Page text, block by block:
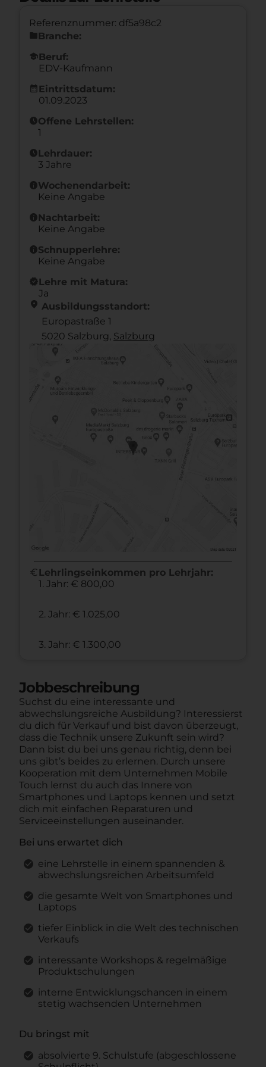
Referenznummer: df5a98c2
folderBranche:
schoolBeruf:
EDV-Kaufmann
calendar_month Eintrittsdatum:
01.09.2023
scheduleOffene Lehrstellen:
1
scheduleLehrdauer:
3 Jahre
infoWochenendarbeit:
Keine Angabe
infoNachtarbeit:
Keine Angabe
infoSchnupperlehre:
Keine Angabe
new_releasesLehre mit Matura:
Ja
location_on Ausbildungsstandort:
Europastraße 1
5020 Salzburg, Salzburg
euro Lehrlingseinkommen pro Lehrjahr:
1. Jahr: € 800,00
2. Jahr: € 1.025,00
3. Jahr: € 1.300,00
Jobbeschreibung
Suchst du eine interessante und
abwechslungsreiche Ausbildung? Interessierst
du dich für Verkauf und bist davon überzeugt,
dass die Technik unsere Zukunft sein wird?
Dann bist du bei uns genau richtig, denn bei
uns gibt’s beides zu erlernen. Durch unsere
Kooperation mit dem Unternehmen Mobile
Touch lernst du auch das Innere von
Smartphones und Laptops kennen und setzt
dich mit einfachen Reparaturen und
Serviceeinstellungen auseinander.
Bei uns erwartet dich
eine Lehrstelle in einem spannenden &
abwechslungsreichen Arbeitsumfeld
die gesamte Welt von Smartphones und
Laptops
tiefer Einblick in die Welt des technischen
Verkaufs
interessante Workshops & regelmäßige
Produktschulungen
interne Entwicklungschancen in einem
stetig wachsenden Unternehmen
Du bringst mit
absolvierte 9. Schulstufe (abgeschlossene